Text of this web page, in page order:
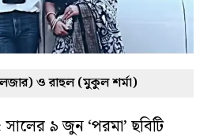
ও রাহুল (মুকুল শর্মা)
৯ জুন ‘পরমা’ ছবিটি